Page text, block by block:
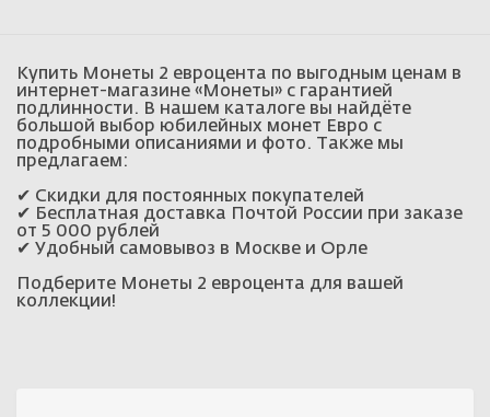
Купить Монеты 2 евроцента по выгодным ценам в
интернет-магазине «Монеты» с гарантией
подлинности. В нашем каталоге вы найдёте
большой выбор юбилейных монет Евро с
подробными описаниями и фото. Также мы
предлагаем:
✔ Скидки для постоянных покупателей
✔ Бесплатная доставка Почтой России при заказе
от 5 000 рублей
✔ Удобный самовывоз в Москве и Орле
Подберите Монеты 2 евроцента для вашей
коллекции!